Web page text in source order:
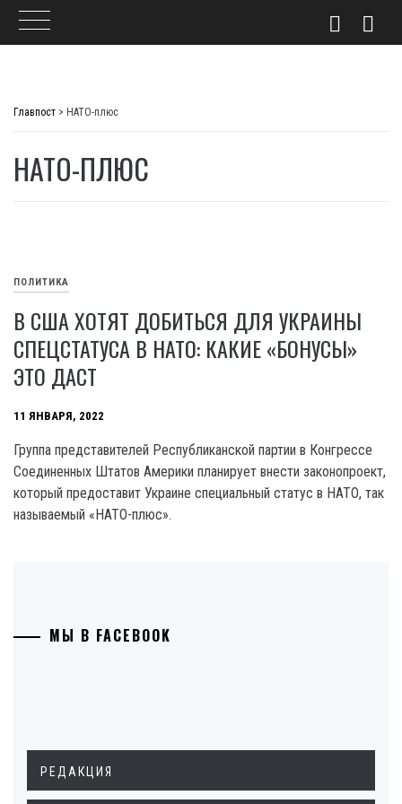
Главпост > НАТО-плюс
НАТО-ПЛЮС
ПОЛИТИКА
В США ХОТЯТ ДОБИТЬСЯ ДЛЯ УКРАИНЫ
СПЕЦСТАТУСА В НАТО: КАКИЕ «БОНУСЫ»
ЭТО ДАСТ
11 ЯНВАРЯ, 2022
Группа представителей Республиканской партии в Конгрессе
Соединенных Штатов Америки планирует внести законопроект,
который предоставит Украине специальный статус в НАТО, так
называемый «НАТО-плюс».
МЫ В FACEBOOK
РЕДАКЦИЯ